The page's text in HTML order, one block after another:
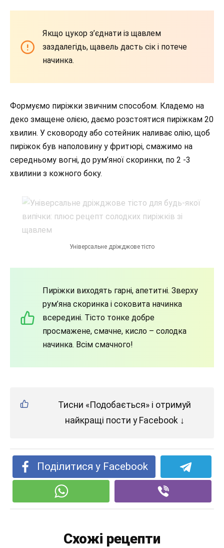
Якщо цукор з’єднати із щавлем
заздалегідь, щавель дасть сік і потече
начинка.
Формуємо пиріжки звичним способом. Кладемо на
деко змащене олією, даємо розстоятися пиріжкам 20
хвилин. У сковороду або сотейник наливає олію, щоб
пиріжок був наполовину у фритюрі, смажимо на
середньому вогні, до рум’яної скоринки, по 2 -3
хвилини з кожного боку.
Універсальне дріжджове тісто
Пиріжки виходять гарні, апетитні. Зверху
рум’яна скоринка і соковита начинка
всередині. Тісто тонке добре
просмажене, смачне, кисло – солодка
начинка. Всім смачного!
Тисни «Подобається» і отримуй
найкращі пости у Facebook ↓
Поділитися у Facebook
Схожі рецепти